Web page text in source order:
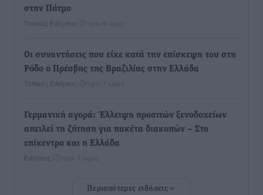
στην Πάτμο
Τοπικές Ειδήσεις πριν 6 ώρες
Οι συναντήσεις που είχε κατά την επίσκεψη του στη
Ρόδο ο Πρέσβης της Βραζιλίας στην Ελλάδα
Τοπικές Ειδήσεις πριν 7 ώρες
Γερμανική αγορά: Έλλειψη προσιτών ξενοδοχείων
απειλεί τη ζήτηση για πακέτα διακοπών – Στο
επίκεντρο και η Ελλάδα
Ειδήσεις πριν 7 ώρες
Νέο ξενοδοχείο στη Ρόδο για την H Hotels –
Περισσότερες ειδήσεις